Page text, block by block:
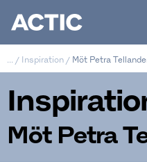
/ Inspiration / Möt Petra
Möt Petra